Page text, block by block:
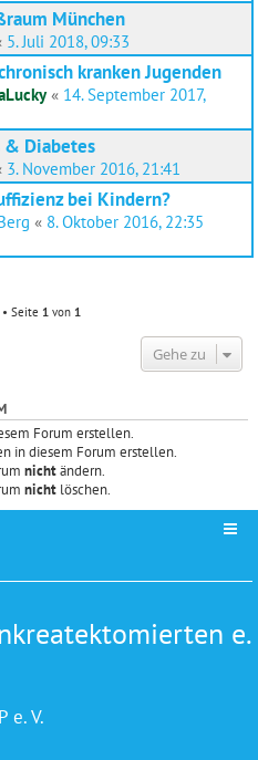
München
5. Juli 2018, 09:33
kranken Jugenden
« 14. September 2017,
Diabetes
3. November 2016, 21:41
bei Kindern?
« 8. Oktober 2016, 22:35
Seite 1 von 1
Gehe zu
Forum erstellen.
in diesem Forum erstellen.
nichtändern.
nicht löschen.
e.
e. V.